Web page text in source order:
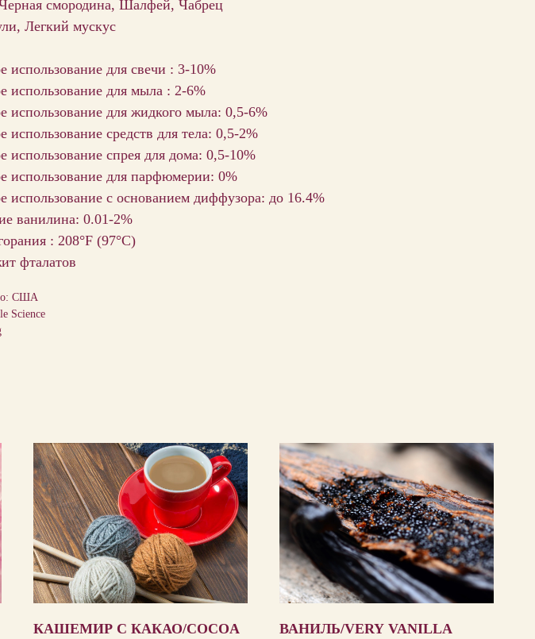
смородина, Шалфей, Чабрец
Легкий мускус
использование для свечи : 3-10%
использование для мыла : 2-6%
использование для жидкого мыла: 0,5-6%
использование средств для тела: 0,5-2%
использование спрея для дома: 0,5-10%
использование для парфюмерии: 0%
использование с основанием диффузора: до 16.4%
ванилина: 0.01-2%
: 208°F (97°С)
фталатов
США
Science
КАШЕМИР С КАКАО/COCOA
ВАНИЛЬ/VERY VANILLA